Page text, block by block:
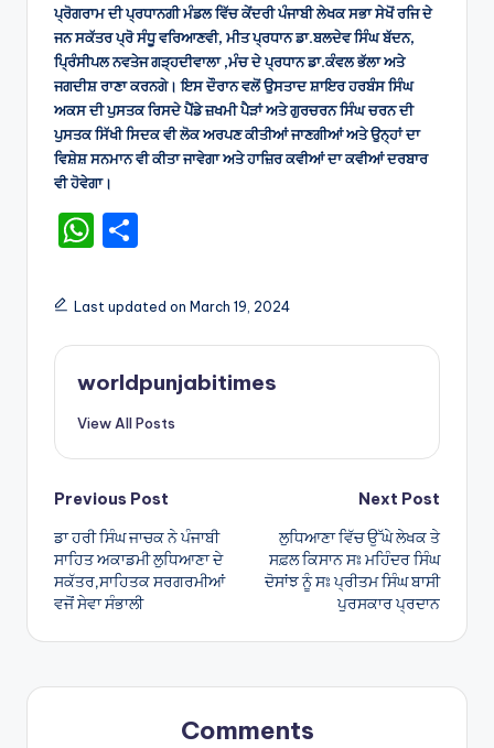
ਪ੍ਰੋਗਰਾਮ ਦੀ ਪ੍ਰਧਾਨਗੀ ਮੰਡਲ ਵਿੱਚ ਕੇਂਦਰੀ ਪੰਜਾਬੀ ਲੇਖਕ ਸਭਾ ਸੇਖੋਂ ਰਜਿ ਦੇ
ਜਨ ਸਕੱਤਰ ਪ੍ਰੋ ਸੰਧੂ ਵਰਿਆਣਵੀ, ਮੀਤ ਪ੍ਰਧਾਨ ਡਾ.ਬਲਦੇਵ ਸਿੰਘ ਬੱਦਨ,
ਪ੍ਰਿੰਸੀਪਲ ਨਵਤੇਜ ਗੜ੍ਹਦੀਵਾਲਾ ,ਮੰਚ ਦੇ ਪ੍ਰਧਾਨ ਡਾ.ਕੰਵਲ ਭੱਲਾ ਅਤੇ
ਜਗਦੀਸ਼ ਰਾਣਾ ਕਰਨਗੇ। ਇਸ ਦੌਰਾਨ ਵਲੋਂ ਉਸਤਾਦ ਸ਼ਾਇਰ ਹਰਬੰਸ ਸਿੰਘ
ਅਕਸ ਦੀ ਪੁਸਤਕ ਰਿਸਦੇ ਪੈਂਡੇ ਜ਼ਖਮੀ ਪੈੜਾਂ ਅਤੇ ਗੁਰਚਰਨ ਸਿੰਘ ਚਰਨ ਦੀ
ਪੁਸਤਕ ਸਿੱਖੀ ਸਿਦਕ ਵੀ ਲੋਕ ਅਰਪਣ ਕੀਤੀਆਂ ਜਾਣਗੀਆਂ ਅਤੇ ਉਨ੍ਹਾਂ ਦਾ
ਵਿਸ਼ੇਸ਼ ਸਨਮਾਨ ਵੀ ਕੀਤਾ ਜਾਵੇਗਾ ਅਤੇ ਹਾਜ਼ਿਰ ਕਵੀਆਂ ਦਾ ਕਵੀਆਂ ਦਰਬਾਰ
ਵੀ ਹੋਵੇਗਾ।
W
a
ts
A
p
ar
e
Last updated on March 19, 2024
worldpunjabitimes
View All Posts
Post
navigation
Previous Post
ਡਾ ਹਰੀ ਸਿੰਘ ਜਾਚਕ ਨੇ ਪੰਜਾਬੀ
ਸਾਹਿਤ ਅਕਾਡਮੀ ਲੁਧਿਆਣਾ ਦੇ
ਸਕੱਤਰ,ਸਾਹਿਤਕ ਸਰਗਰਮੀਆਂ
ਵਜੋਂ ਸੇਵਾ ਸੰਭਾਲੀ
Next Post
ਲੁਧਿਆਣਾ ਵਿੱਚ ਉੱਘੇ ਲੇਖਕ ਤੇ
ਸਫ਼ਲ ਕਿਸਾਨ ਸਃ ਮਹਿੰਦਰ ਸਿੰਘ
ਦੋਸਾਂਝ ਨੂੰ ਸਃ ਪ੍ਰੀਤਮ ਸਿੰਘ ਬਾਸੀ
ਪੁਰਸਕਾਰ ਪ੍ਰਦਾਨ
Comments